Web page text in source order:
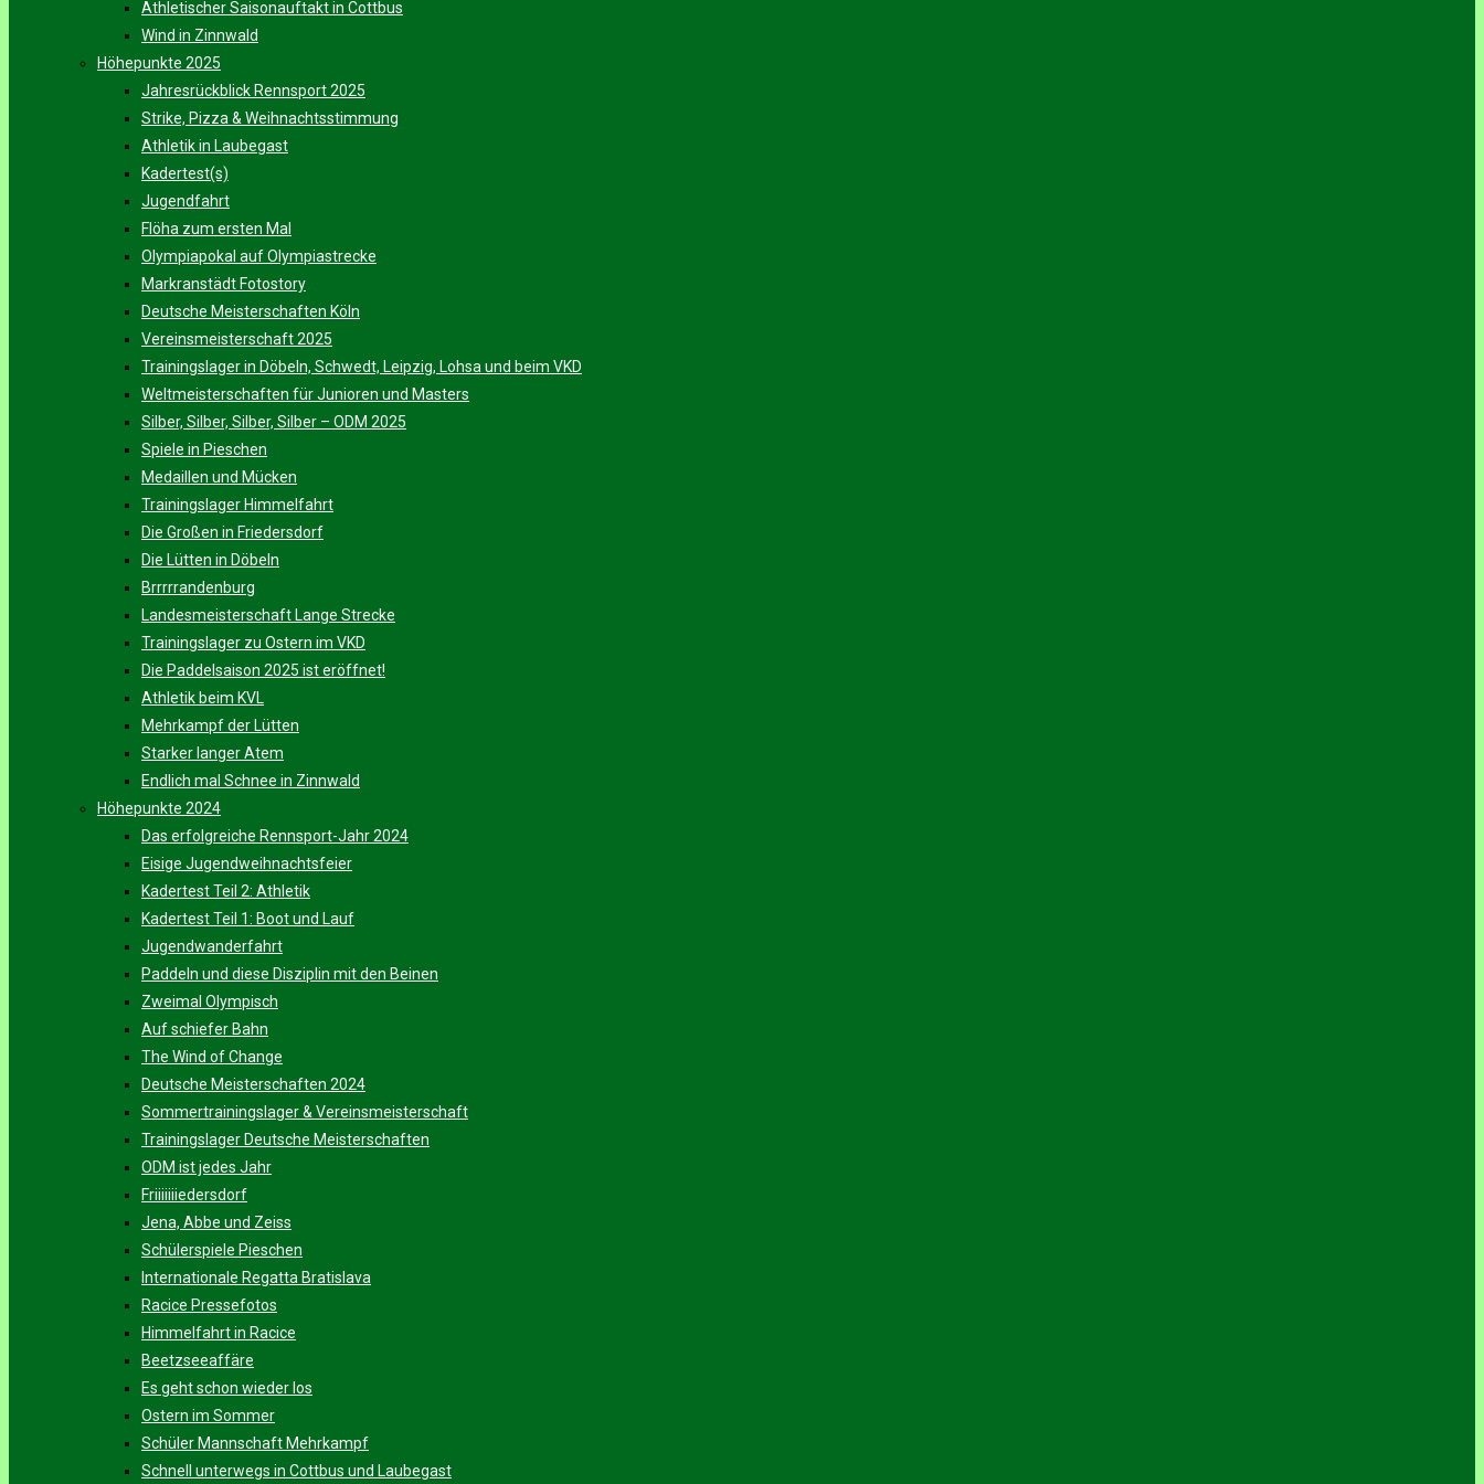
Athletischer Saisonauftakt in Cottbus
Wind in Zinnwald
Höhepunkte 2025
Jahresrückblick Rennsport 2025
Strike, Pizza & Weihnachtsstimmung
Athletik in Laubegast
Kadertest(s)
Jugendfahrt
Flöha zum ersten Mal
Olympiapokal auf Olympiastrecke
Markranstädt Fotostory
Deutsche Meisterschaften Köln
Vereinsmeisterschaft 2025
Trainingslager in Döbeln, Schwedt, Leipzig, Lohsa und beim VKD
Weltmeisterschaften für Junioren und Masters
Silber, Silber, Silber, Silber – ODM 2025
Spiele in Pieschen
Medaillen und Mücken
Trainingslager Himmelfahrt
Die Großen in Friedersdorf
Die Lütten in Döbeln
Brrrrrandenburg
Landesmeisterschaft Lange Strecke
Trainingslager zu Ostern im VKD
Die Paddelsaison 2025 ist eröffnet!
Athletik beim KVL
Mehrkampf der Lütten
Starker langer Atem
Endlich mal Schnee in Zinnwald
Höhepunkte 2024
Das erfolgreiche Rennsport-Jahr 2024
Eisige Jugendweihnachtsfeier
Kadertest Teil 2: Athletik
Kadertest Teil 1: Boot und Lauf
Jugendwanderfahrt
Paddeln und diese Disziplin mit den Beinen
Zweimal Olympisch
Auf schiefer Bahn
The Wind of Change
Deutsche Meisterschaften 2024
Sommertrainingslager & Vereinsmeisterschaft
Trainingslager Deutsche Meisterschaften
ODM ist jedes Jahr
Friiiiiiiedersdorf
Jena, Abbe und Zeiss
Schülerspiele Pieschen
Internationale Regatta Bratislava
Racice Pressefotos
Himmelfahrt in Racice
Beetzseeaffäre
Es geht schon wieder los
Ostern im Sommer
Schüler Mannschaft Mehrkampf
Schnell unterwegs in Cottbus und Laubegast